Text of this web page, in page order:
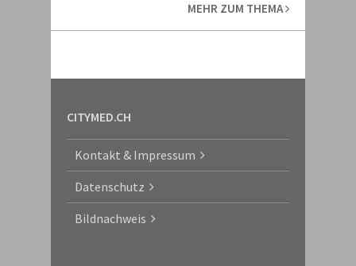
MEHR ZUM THEMA
CITYMED.CH
Kontakt & Impressum
Datenschutz
Bildnachweis